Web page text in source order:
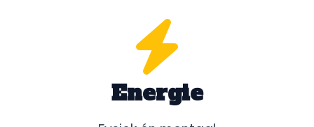
Energie